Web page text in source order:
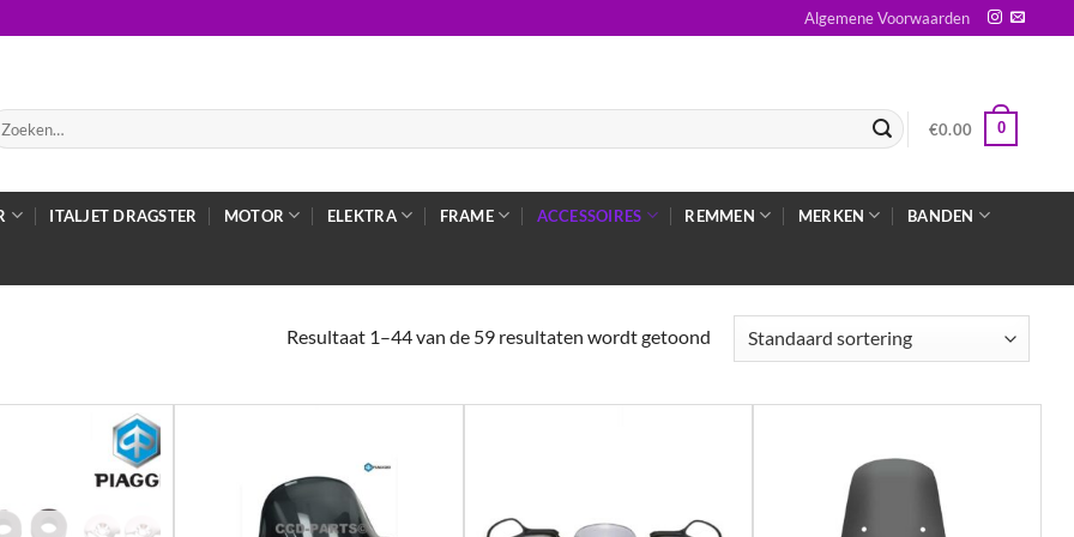
Algemene Voorwaarden
€0.00 0
ITALJET DRAGSTER MOTOR ELEKTRA FRAME ACCESSOIRES REMMEN MERKEN BANDEN
Resultaat 1–44 van de 59 resultaten wordt getoond